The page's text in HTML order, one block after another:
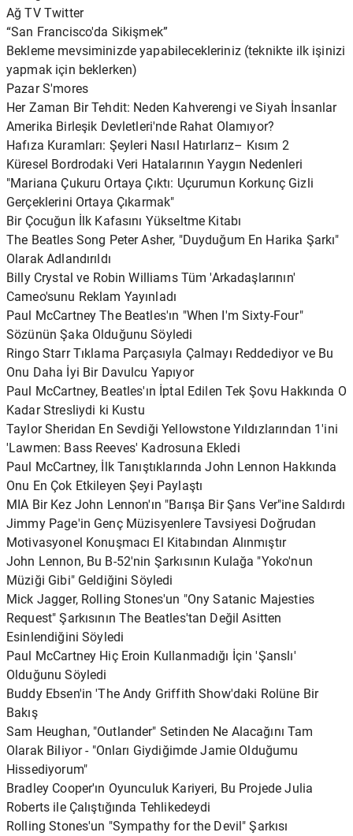
Ağ TV Twitter
“San Francisco'da Sikişmek”
Bekleme mevsiminizde yapabilecekleriniz (teknikte ilk işinizi
yapmak için beklerken)
Pazar S'mores
Her Zaman Bir Tehdit: Neden Kahverengi ve Siyah İnsanlar
Amerika Birleşik Devletleri'nde Rahat Olamıyor?
Hafıza Kuramları: Şeyleri Nasıl Hatırlarız– Kısım 2
Küresel Bordrodaki Veri Hatalarının Yaygın Nedenleri
"Mariana Çukuru Ortaya Çıktı: Uçurumun Korkunç Gizli
Gerçeklerini Ortaya Çıkarmak"
Bir Çocuğun İlk Kafasını Yükseltme Kitabı
The Beatles Song Peter Asher, "Duyduğum En Harika Şarkı"
Olarak Adlandırıldı
Billy Crystal ve Robin Williams Tüm 'Arkadaşlarının'
Cameo'sunu Reklam Yayınladı
Paul McCartney The Beatles'ın "When I'm Sixty-Four"
Sözünün Şaka Olduğunu Söyledi
Ringo Starr Tıklama Parçasıyla Çalmayı Reddediyor ve Bu
Onu Daha İyi Bir Davulcu Yapıyor
Paul McCartney, Beatles'ın İptal Edilen Tek Şovu Hakkında O
Kadar Stresliydi ki Kustu
Taylor Sheridan En Sevdiği Yellowstone Yıldızlarından 1'ini
'Lawmen: Bass Reeves' Kadrosuna Ekledi
Paul McCartney, İlk Tanıştıklarında John Lennon Hakkında
Onu En Çok Etkileyen Şeyi Paylaştı
MIA Bir Kez John Lennon'ın "Barışa Bir Şans Ver"ine Saldırdı
Jimmy Page'in Genç Müzisyenlere Tavsiyesi Doğrudan
Motivasyonel Konuşmacı El Kitabından Alınmıştır
John Lennon, Bu B-52'nin Şarkısının Kulağa "Yoko'nun
Müziği Gibi" Geldiğini Söyledi
Mick Jagger, Rolling Stones'un "Ony Satanic Majesties
Request" Şarkısının The Beatles'tan Değil Asitten
Esinlendiğini Söyledi
Paul McCartney Hiç Eroin Kullanmadığı İçin 'Şanslı'
Olduğunu Söyledi
Buddy Ebsen'in 'The Andy Griffith Show'daki Rolüne Bir
Bakış
Sam Heughan, "Outlander" Setinden Ne Alacağını Tam
Olarak Biliyor - "Onları Giydiğimde Jamie Olduğumu
Hissediyorum"
Bradley Cooper'ın Oyunculuk Kariyeri, Bu Projede Julia
Roberts ile Çalıştığında Tehlikedeydi
Rolling Stones'un "Sympathy for the Devil" Şarkısı